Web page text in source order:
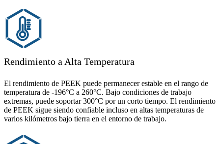
Rendimiento a Alta Temperatura
El rendimiento de PEEK puede permanecer estable en el rango de
temperatura de -196°C a 260°C. Bajo condiciones de trabajo
extremas, puede soportar 300°C por un corto tiempo. El rendimiento
de PEEK sigue siendo confiable incluso en altas temperaturas de
varios kilómetros bajo tierra en el entorno de trabajo.